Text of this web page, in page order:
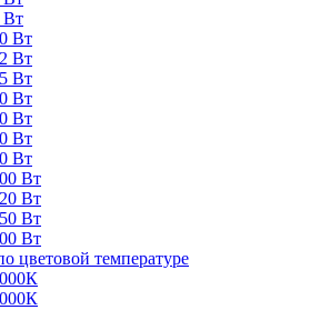
Вт
Вт
Вт
Вт
Вт
Вт
Вт
Вт
Вт
Вт
Вт
Вт
цветовой температуре